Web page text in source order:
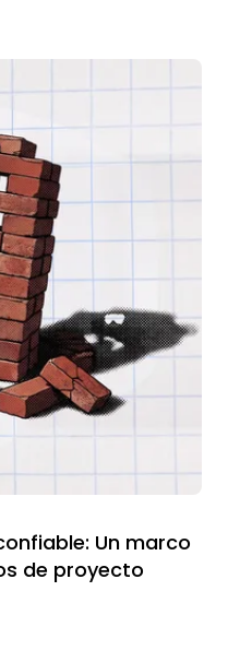
Un marco
de proyecto